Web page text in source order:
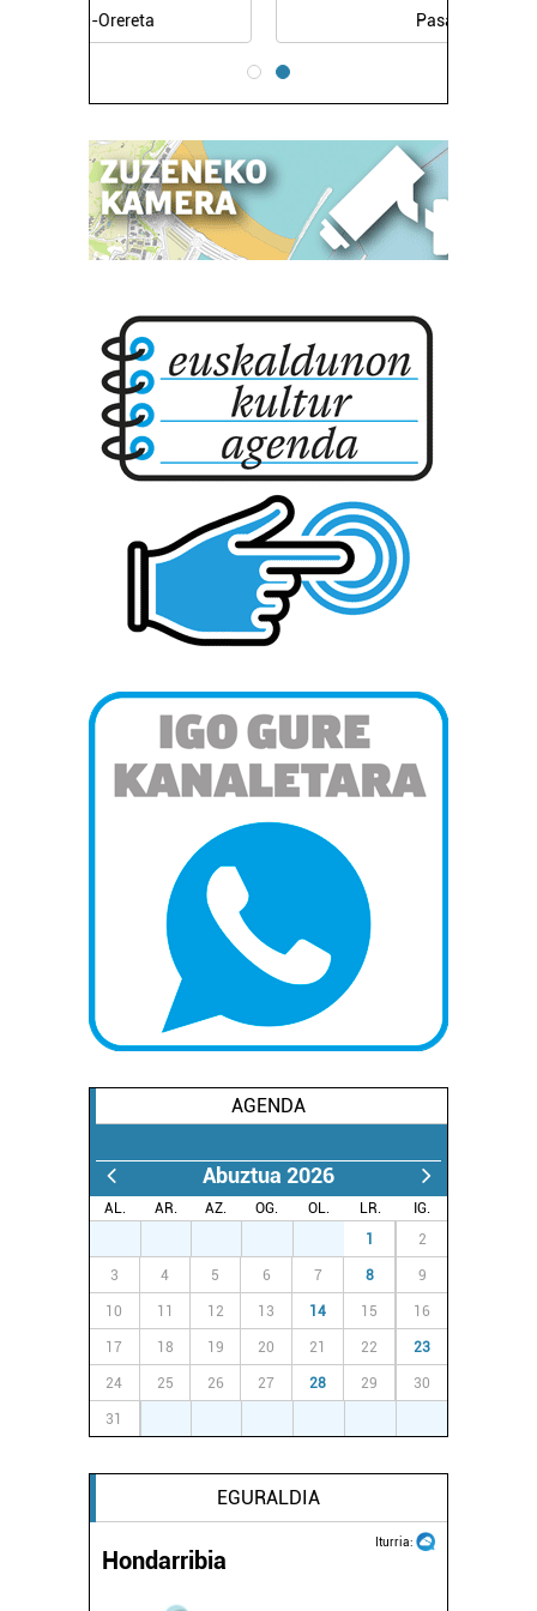
AGENDA
Abuztua 2026
AL. AR. AZ. OG. OL. LR.
IG.
1 2
3 4 5 6 7 8 9
10 11 12 13 14 15 16
17 18 19 20 21 22 23
24 25 26 27 28 29 30
31
EGURALDIA
Iturria:
Hondarribia